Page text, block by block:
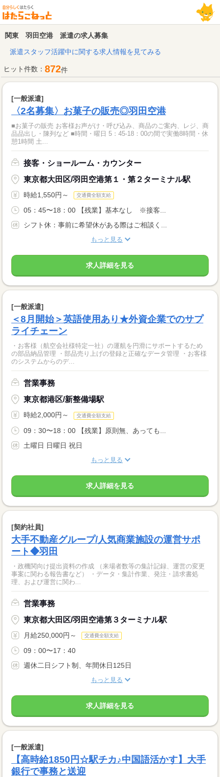
関東 羽田空港 派遣の求人募集
派遣スタッフ活躍中に関する求人情報を見てみる
ヒット件数： 872件
[一般派遣]
〈2名募集〉お菓子の販売◎羽田空港
■お菓子の販売 お客様お声がけ・呼び込み、商品のご案内、レジ、商
品品出し・陳列など ■時間・曜日 5：45‐18：00の間で実働8時間・休
憩1時間 土...
接客・ショールーム・カウンター
東京都大田区/羽田空港第１・第２ターミナル駅
時給1,550円～ 交通費全額支給
05：45〜18：00 【残業】基本なし ※接客...
シフト休：事前に希望休がある際はご相談く...
もっと見る
求人詳細を見る
[一般派遣]
＜8月開始＞英語使用あり★外資企業でのサプ
ライチェーン
・お客様（航空会社様特定一社）の運航を円滑にサポートするため
の部品納品管理 ・部品売り上げの登録と正確なデータ管理 ・お客様
のシステムからのデ...
営業事務
東京都港区/新整備場駅
時給2,000円～ 交通費全額支給
09：30〜18：00 【残業】原則無、あっても...
土曜日 日曜日 祝日
もっと見る
求人詳細を見る
[契約社員]
大手不動産グループ/人気商業施設の運営サポ
ート◆羽田
・政機関向け提出資料の作成 （来場者数等の集計記録、運営の変更
事案に関わる報告書など） ・データ・集計作業、発注・請求書処
理、および運営に関わ...
営業事務
東京都大田区/羽田空港第３ターミナル駅
月給250,000円～ 交通費全額支給
09：00〜17：40
週休二日シフト制、年間休日125日
もっと見る
求人詳細を見る
[一般派遣]
【高時給1850円☆駅チカ♪中国語活かす】大手
銀行で事務と送迎